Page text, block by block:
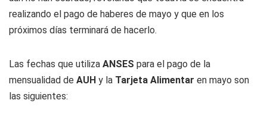
realizando el pago de haberes de mayo y que en los
próximos días terminará de hacerlo.
Las fechas que utiliza ANSES para el pago de la
mensualidad de AUH y la Tarjeta Alimentar en mayo son
las siguientes: